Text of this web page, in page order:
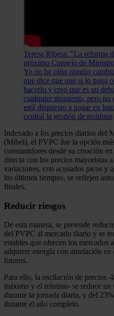
Teresa Ribera: "La reforma
próximo Consejo de
Yo no he oído ningún
que dice que que si lo paga
hacerlo y creo que es un
cualquier momento, pero no
está dispuesto a pagar en
central la gestión de residuos
Indexado a los precios diarios del
(Mibel), el PVPC fue la opción
consumidores desde su creación
directa con los precios mayoristas
variaciones, con acusados picos y
los últimos tiempos, se reflejen
finales.
Reducir riesgos
De esta manera, se pretende
del PVPC al mercado diario y se
estables que ofrecen los mercados
adquiere energía con antelación
futuros.
Para ello, la oscilación de precios
máximo y el mínimo- se reduce
durante la jornada diaria, y del
durante el año completo.